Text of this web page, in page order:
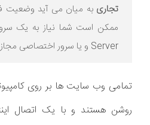
تجاری به میان می آید وضعیت
Server و یا سرور اختصاصی مجازی VPS داشته باشید.
تمامی وب سایت ها بر روی
روشن هستند و با یک اتصال